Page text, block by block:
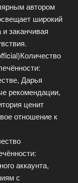
автором
широкий
заканчивая
Дарья
рекомендации,
ценит
отношение к
аккаунта,
с